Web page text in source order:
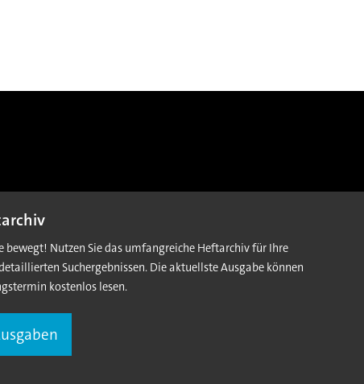
bewegt! Nutzen Sie das umfangreiche Heftarchiv für Ihre
Suchergebnissen. Die aktuellste Ausgabe können
kostenlos lesen.